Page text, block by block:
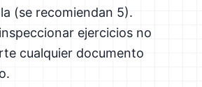
(se recomiendan 5).
ejercicios no
cualquier documento